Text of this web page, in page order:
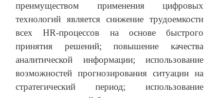
преимуществом применения цифровых
технологий является снижение трудоемкости
всех HR-процессов на основе быстрого
принятия решений; повышение качества
аналитической информации; использование
возможностей прогнозирования ситуации на
стратегический период; использование